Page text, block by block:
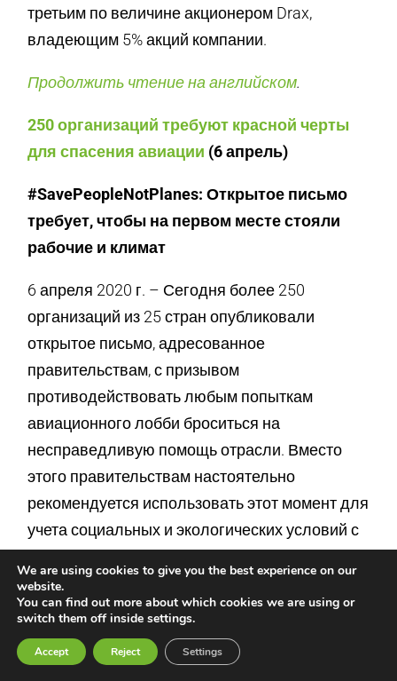
третьим по величине акционером Drax,
владеющим 5% акций компании.
Продолжить чтение на английском.
250 организаций требуют красной черты
для спасения авиации (6 апрель)
#SavePeopleNotPlanes: Открытое письмо
требует, чтобы на первом месте стояли
рабочие и климат
6 апреля 2020 г. – Сегодня более 250
организаций из 25 стран опубликовали
открытое письмо, адресованное
правительствам, с призывом
противодействовать любым попыткам
авиационного лобби броситься на
несправедливую помощь отрасли. Вместо
этого правительствам настоятельно
рекомендуется использовать этот момент для
учета социальных и экологических условий с
надлежащей защитой рабочих и
запланированным переходом к мобильности,
не влияющей на климат. С сегодняшнего дня
люди выражают свою поддержку этим
требованиям, подписывая эту петицию.
We are using cookies to give you the best experience on our
website.
You can find out more about which cookies we are using or
switch them off inside settings.
Accept Reject Settings